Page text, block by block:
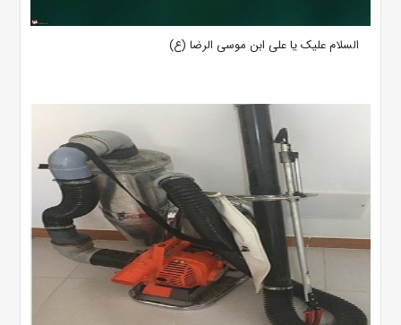
السلام علیک یا علی ابن موسی الرضا (ع)